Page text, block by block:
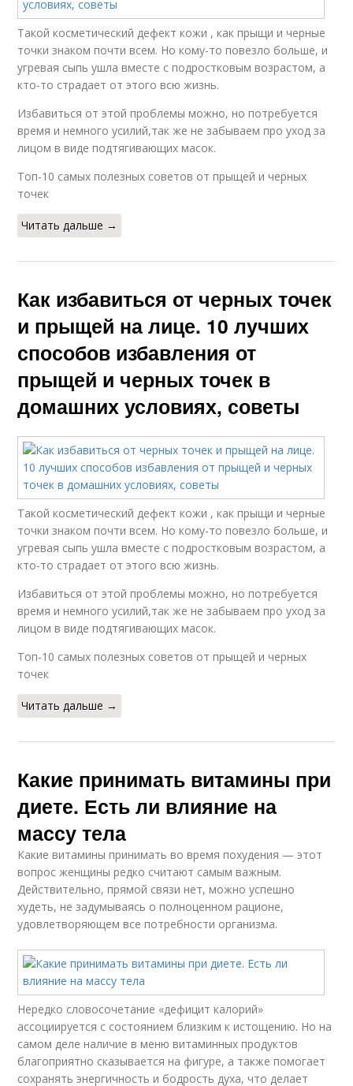
Такой косметический дефект кожи , как прыщи и черные
точки знаком почти всем. Но кому-то повезло больше, и
угревая сыпь ушла вместе с подростковым возрастом, а
кто-то страдает от этого всю жизнь.
Избавиться от этой проблемы можно, но потребуется
время и немного усилий,так же не забываем про уход за
лицом в виде подтягивающих масок.
Топ-10 самых полезных советов от прыщей и черных
точек
Читать дальше →
Как избавиться от черных точек
и прыщей на лице. 10 лучших
способов избавления от
прыщей и черных точек в
домашних условиях, советы
Такой косметический дефект кожи , как прыщи и черные
точки знаком почти всем. Но кому-то повезло больше, и
угревая сыпь ушла вместе с подростковым возрастом, а
кто-то страдает от этого всю жизнь.
Избавиться от этой проблемы можно, но потребуется
время и немного усилий,так же не забываем про уход за
лицом в виде подтягивающих масок.
Топ-10 самых полезных советов от прыщей и черных
точек
Читать дальше →
Какие принимать витамины при
диете. Есть ли влияние на
массу тела
Какие витамины принимать во время похудения — этот
вопрос женщины редко считают самым важным.
Действительно, прямой связи нет, можно успешно
худеть, не задумываясь о полноценном рационе,
удовлетворяющем все потребности организма.
Нередко словосочетание «дефицит калорий»
ассоциируется с состоянием близким к истощению. Но на
самом деле наличие в меню витаминных продуктов
благоприятно сказывается на фигуре, а также помогает
сохранять энергичность и бодрость духа, что делает